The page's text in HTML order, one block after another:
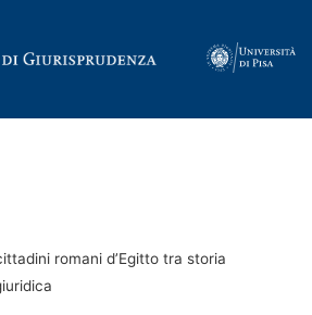
romani d’Egitto tra storia